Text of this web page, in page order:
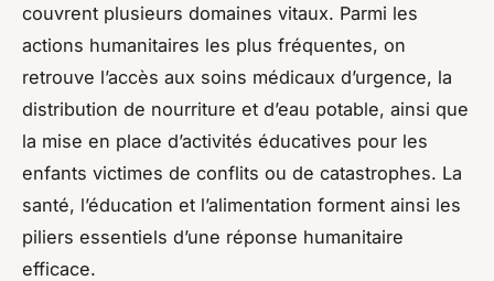
couvrent plusieurs domaines vitaux. Parmi les
actions humanitaires les plus fréquentes, on
retrouve l’accès aux soins médicaux d’urgence, la
distribution de nourriture et d’eau potable, ainsi que
la mise en place d’activités éducatives pour les
enfants victimes de conflits ou de catastrophes. La
santé, l’éducation et l’alimentation forment ainsi les
piliers essentiels d’une réponse humanitaire
efficace.